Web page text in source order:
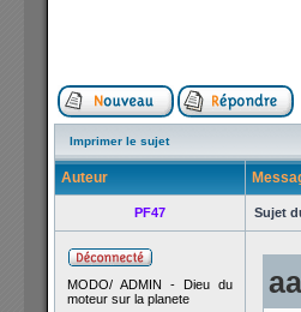
Imprimer le sujet
Auteur
PF47 Sujet
MODO/ ADMIN - Dieu du
moteur sur la planete